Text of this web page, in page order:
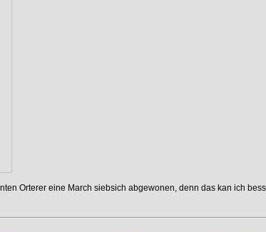
Orterer eine March siebsich abgewonen, denn das kan ich